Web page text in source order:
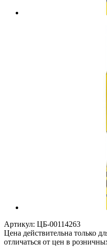
Артикул: ЦБ-00114263
Цена действительна только
отличаться от цен в